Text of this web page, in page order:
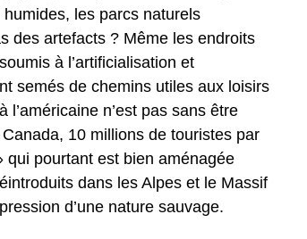
les parcs naturels
des artefacts ? Même les endroits
à l’artificialisation et
semés de chemins utiles aux loisirs
l’américaine n’est pas sans être
10 millions de touristes par
qui pourtant est bien aménagée
dans les Alpes et le Massif
d’une nature sauvage.